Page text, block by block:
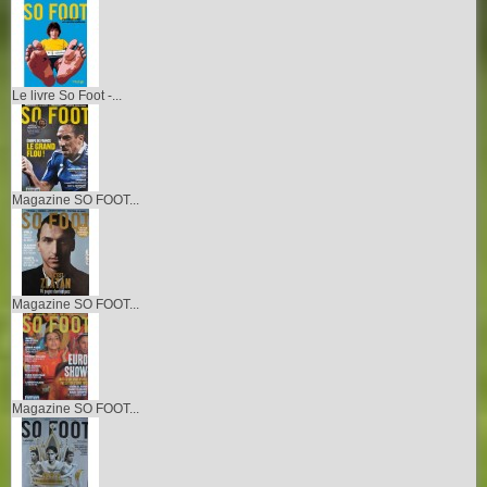
Le livre So Foot -...
Magazine SO FOOT...
Magazine SO FOOT...
Magazine SO FOOT...